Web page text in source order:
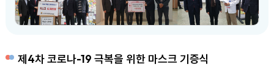
제4차 코로나-19 극복을 위한 마스크 기증식